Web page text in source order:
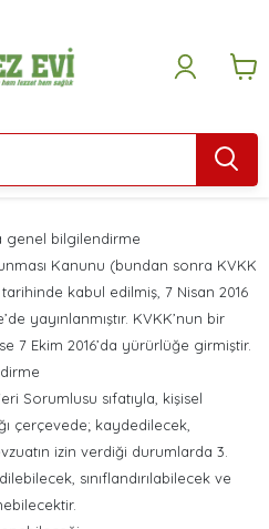
genel bilgilendirme
Kanunu (bundan sonra KVKK
kabul edilmiş, 7 Nisan 2016
yayınlanmıştır. KVKK’nun bir
7 Ekim 2016’da yürürlüğe girmiştir.
Sorumlusu sıfatıyla, kişisel
çerçevede; kaydedilecek,
izin verdiği durumlarda 3.
sınıflandırılabilecek ve